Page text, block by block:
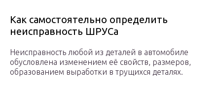
Как самостоятельно определить
неисправность ШРУСа
Неисправность любой из деталей в автомобиле
обусловлена изменением её свойств, размеров,
образованием выработки в трущихся деталях.